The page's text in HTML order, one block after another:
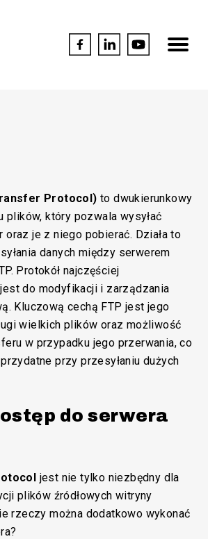
Protocol) to dwukierunkowy
plików, który pozwala wysyłać
oraz je z niego pobierać. Działa to
danych między serwerem
Protokół najczęściej
do modyfikacji i zarządzania
Kluczową cechą FTP jest jego
wielkich plików oraz możliwość
w przypadku jego przerwania, co
przy przesyłaniu dużych
do serwera
jest nie tylko niezbędny dla
plików źródłowych witryny
rzeczy można dodatkowo wykonać